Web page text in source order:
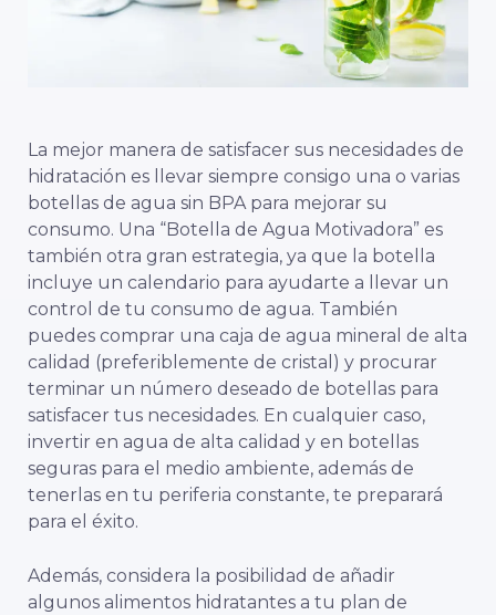
La mejor manera de satisfacer sus necesidades de
hidratación es llevar siempre consigo una o varias
botellas de agua sin BPA para mejorar su
consumo. Una “Botella de Agua Motivadora” es
también otra gran estrategia, ya que la botella
incluye un calendario para ayudarte a llevar un
control de tu consumo de agua. También
puedes comprar una caja de agua mineral de alta
calidad (preferiblemente de cristal) y procurar
terminar un número deseado de botellas para
satisfacer tus necesidades. En cualquier caso,
invertir en agua de alta calidad y en botellas
seguras para el medio ambiente, además de
tenerlas en tu periferia constante, te preparará
para el éxito.
Además, considera la posibilidad de añadir
algunos alimentos hidratantes a tu plan de